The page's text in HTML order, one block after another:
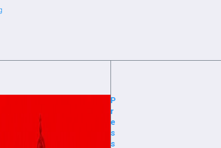
P
r
e
s
s